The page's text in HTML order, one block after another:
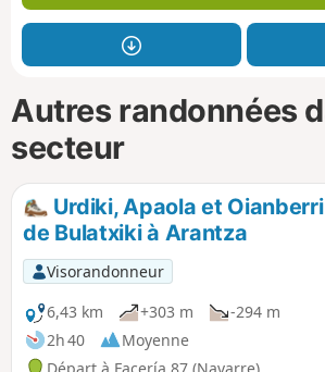
Autres randonnées
secteur
Urdiki, Apaola et
de Bulatxiki à Arantza
Visorandonneur
6,43 km
+303 m
-294 m
2h 40
Moyenne
Départ à Facería 87 (Navarre)